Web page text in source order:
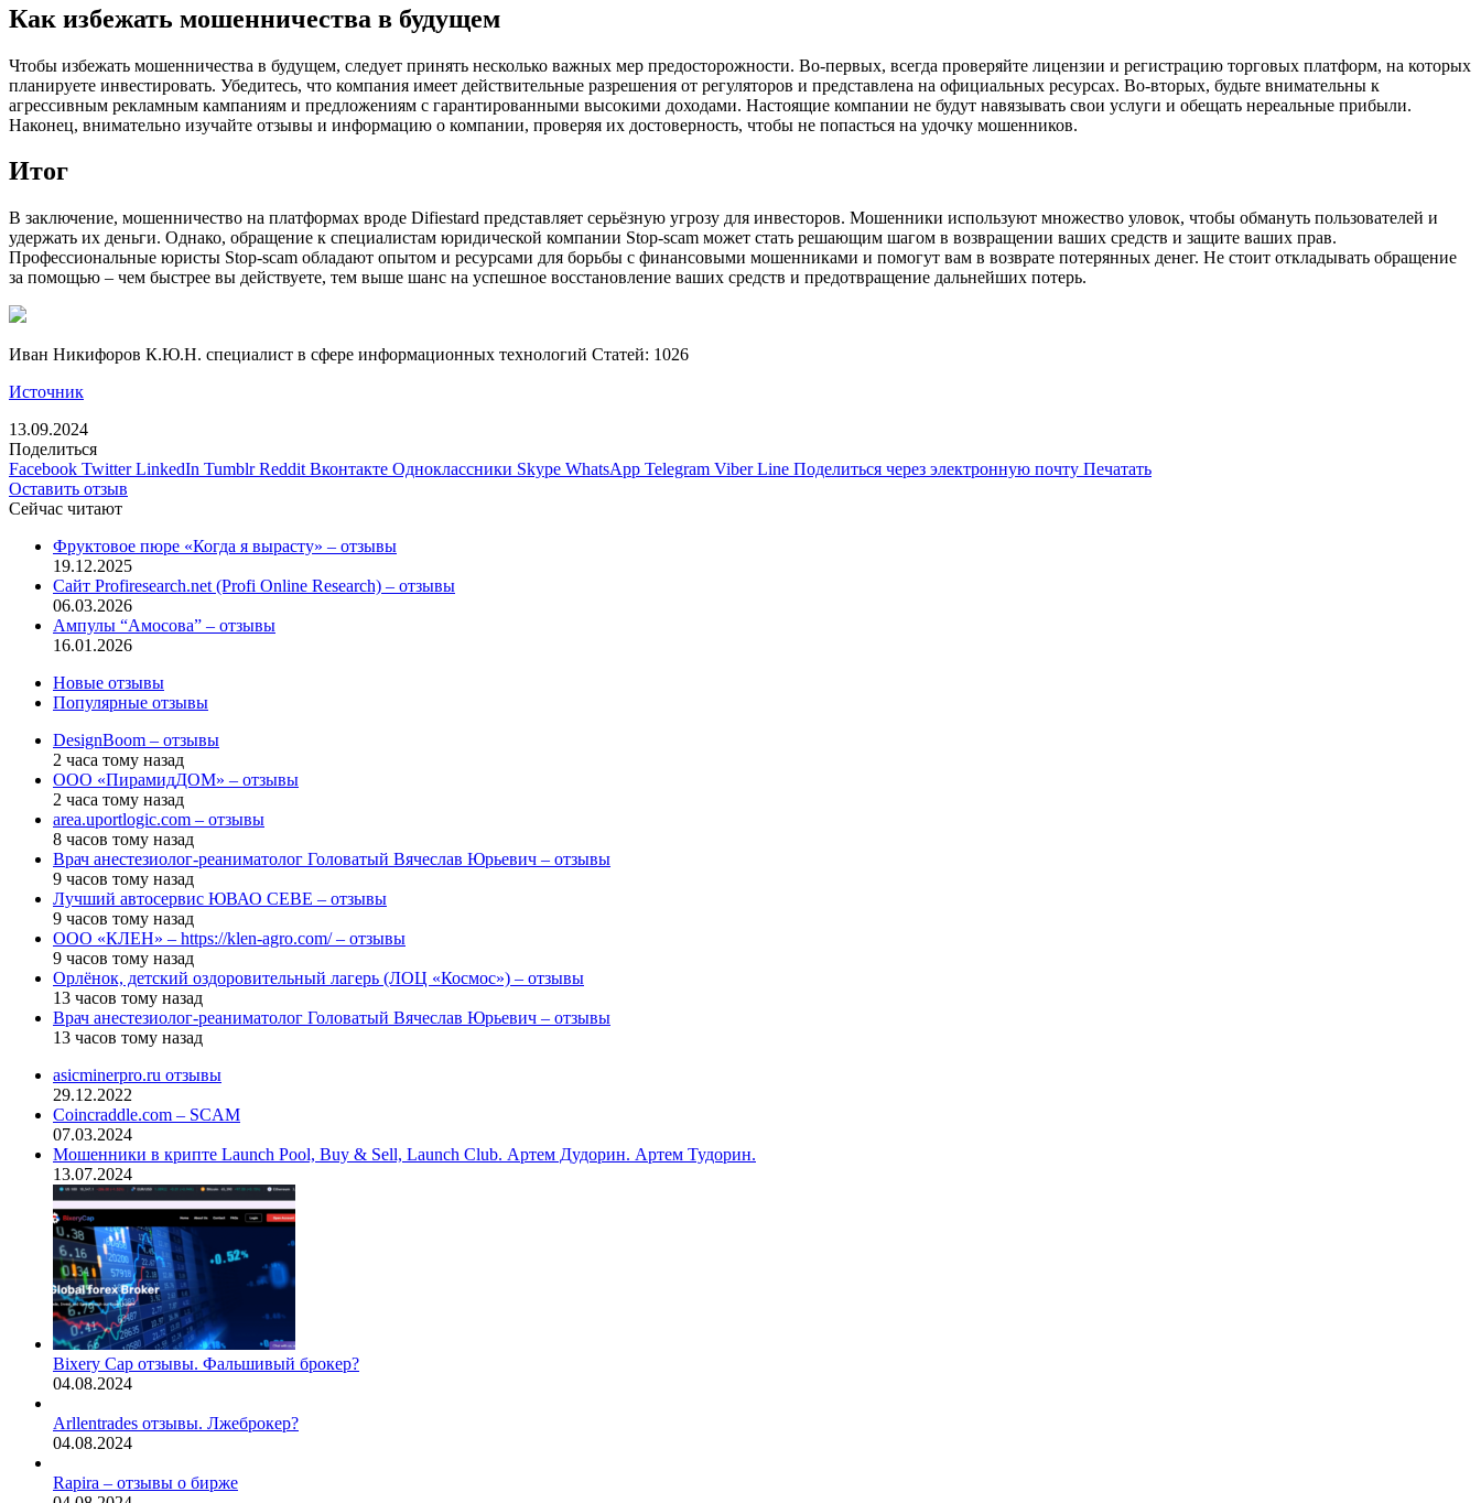
Как избежать мошенничества в будущем
Чтобы избежать мошенничества в будущем, следует принять несколько важных мер предосторожности. Во-первых, всегда проверяйте лицензии и регистрацию торговых платформ, на которых
планируете инвестировать. Убедитесь, что компания имеет действительные разрешения от регуляторов и представлена на официальных ресурсах. Во-вторых, будьте внимательны к
агрессивным рекламным кампаниям и предложениям с гарантированными высокими доходами. Настоящие компании не будут навязывать свои услуги и обещать нереальные прибыли.
Наконец, внимательно изучайте отзывы и информацию о компании, проверяя их достоверность, чтобы не попасться на удочку мошенников.
Итог
В заключение, мошенничество на платформах вроде Difiestard представляет серьёзную угрозу для инвесторов. Мошенники используют множество уловок, чтобы обмануть пользователей и
удержать их деньги. Однако, обращение к специалистам юридической компании Stop-scam может стать решающим шагом в возвращении ваших средств и защите ваших прав.
Профессиональные юристы Stop-scam обладают опытом и ресурсами для борьбы с финансовыми мошенниками и помогут вам в возврате потерянных денег. Не стоит откладывать обращение
за помощью – чем быстрее вы действуете, тем выше шанс на успешное восстановление ваших средств и предотвращение дальнейших потерь.
Иван Никифоров К.Ю.Н. специалист в сфере информационных технологий Cтатей: 1026
Источник
13.09.2024
Поделиться
Facebook Twitter LinkedIn Tumblr Reddit Вконтакте Одноклассники Skype WhatsApp Telegram Viber Line Поделиться через электронную почту Печатать
Оставить отзыв
Сейчас читают
Фруктовое пюре «Когда я вырасту» – отзывы
19.12.2025
Сайт Profiresearch.net (Profi Online Research) – отзывы
06.03.2026
Ампулы “Амосова” – отзывы
16.01.2026
Новые отзывы
Популярные отзывы
DesignBoom – отзывы
2 часа тому назад
ООО «ПирамидДОМ» – отзывы
2 часа тому назад
area.uportlogic.com – отзывы
8 часов тому назад
Врач анестезиолог-реаниматолог Головатый Вячеслав Юрьевич – отзывы
9 часов тому назад
Лучший автосервис ЮВАО CEBE – отзывы
9 часов тому назад
ООО «КЛЕН» – https://klen-agro.com/ – отзывы
9 часов тому назад
Орлёнок, детский оздоровительный лагерь (ЛОЦ «Космос») – отзывы
13 часов тому назад
Врач анестезиолог-реаниматолог Головатый Вячеслав Юрьевич – отзывы
13 часов тому назад
asicminerpro.ru отзывы
29.12.2022
Coincraddle.com – SCAM
07.03.2024
Мошенники в крипте Launch Pool, Buy & Sell, Launch Club. Артем Дудорин. Артем Тудорин.
13.07.2024
Bixery Cap отзывы. Фальшивый брокер?
04.08.2024
Arllentrades отзывы. Лжеброкер?
04.08.2024
Rapira – отзывы о бирже